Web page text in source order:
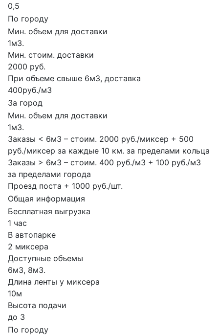
0,5
По городу
Мин. объем для доставки
1м3.
Мин. стоим. доставки
2000 руб.
При объеме свыше 6м3, доставка
400руб./м3
За город
Мин. объем для доставки
1м3.
Заказы < 6м3 – стоим. 2000 руб./миксер + 500
руб./миксер за каждые 10 км. за пределами кольца
Заказы > 6м3 – стоим. 400 руб./м3 + 100 руб./м3
за пределами города
Проезд поста + 1000 руб./шт.
Общая информация
Бесплатная выгрузка
1 час
В автопарке
2 миксера
Доступные объемы
6м3, 8м3.
Длина ленты у миксера
10м
Высота подачи
до 3
По городу